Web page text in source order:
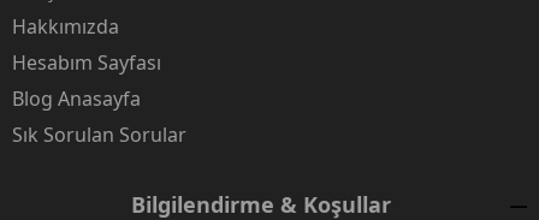
Hakkımızda
Hesabım Sayfası
Blog Anasayfa
Sık Sorulan Sorular
Bilgilendirme & Koşullar